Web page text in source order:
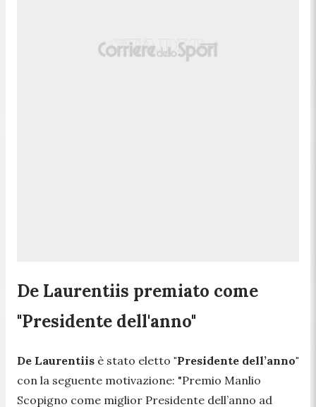
De Laurentiis premiato come
"Presidente dell'anno"
De Laurentiis è stato eletto "Presidente dell’anno"
con la seguente motivazione: "Premio Manlio
Scopigno come miglior Presidente dell’anno ad